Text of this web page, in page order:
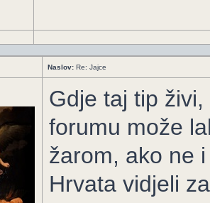
Naslov: Re: Jajce
Gdje taj tip
forumu može
žarom, ako ne
Hrvata vidjeli